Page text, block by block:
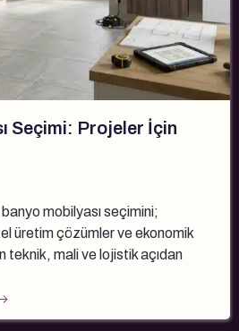
Seçimi: Projeler İçin
mobilyası seçimini;
üretim çözümler ve ekonomik
mali ve lojistik açıdan